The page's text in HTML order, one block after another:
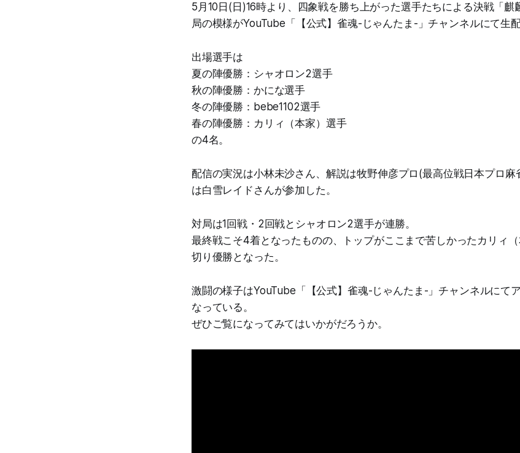
5月10日(日)16時より、四象戦を勝ち上がった選手たちによる決戦「
局の模様がYouTube「【公式】雀魂-じゃんたま-」チャンネルにて生配
出場選手は
夏の陣優勝：シャオロン2選手
秋の陣優勝：かにな選手
冬の陣優勝：bebe1102選手
春の陣優勝：カリィ（本家）選手
の4名。
配信の実況は小林未沙さん、解説は牧野伸彦プロ(最高位戦日本プロ
は白雪レイドさんが参加した。
対局は1回戦・2回戦とシャオロン2選手が連勝。
最終戦こそ4着となったものの、トップがここまで苦しかったカリィ
切り優勝となった。
激闘の様子はYouTube「【公式】雀魂-じゃんたま-」チャンネルにて
なっている。
ぜひご覧になってみてはいかがだろうか。